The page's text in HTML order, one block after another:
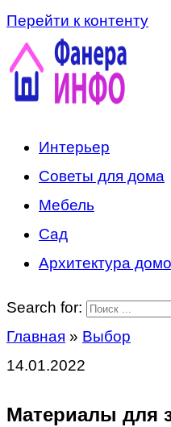
Перейти к контенту
Интерьер
Советы для дома
Мебель
Сад
Архитектура
Search for:
Главная » Выбор
14.01.2022
Материалы для